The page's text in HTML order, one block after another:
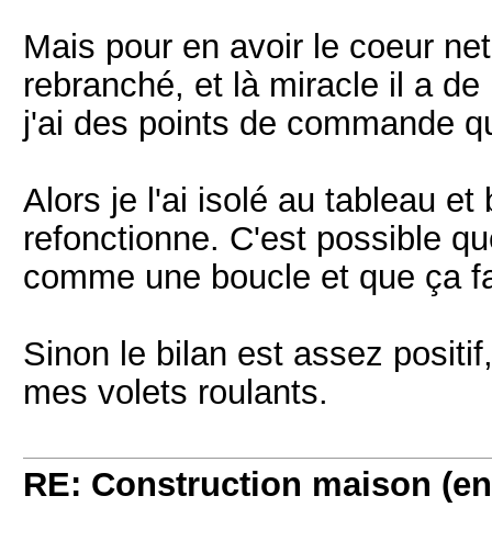
Mais pour en avoir le coeur
rebranché, et là miracle il a
j'ai des points de commande
Alors je l'ai isolé au tableau et
refonctionne. C'est possible
comme une boucle et que ça
Sinon le bilan est assez
mes volets roulants.
RE: Construction maison